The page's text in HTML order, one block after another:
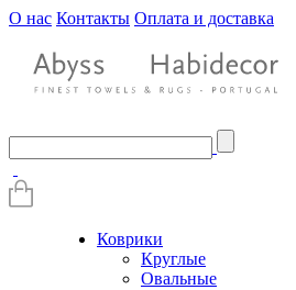
О нас Контакты Оплата и доставка
Коврики
Круглые
Овальные